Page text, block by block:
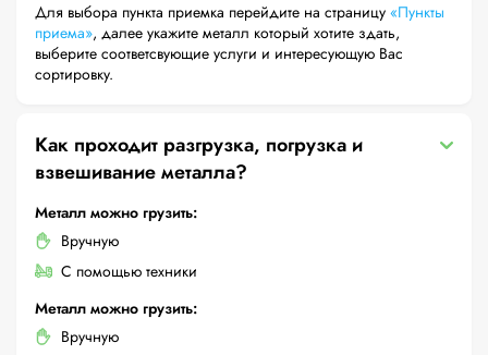
Для выбора пункта приемка перейдите на страницу «Пункты
приема», далее укажите металл который хотите здать,
выберите соответсвующие услуги и интересующую Вас
сортировку.
Как проходит разгрузка, погрузка и
взвешивание металла?
Металл можно грузить:
Вручную
С помощью техники
Металл можно грузить:
Вручную